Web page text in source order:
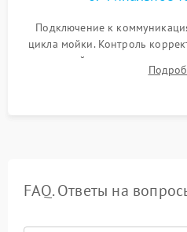
Подключение к
цикла мойки. Контроль
до нужной температуры,
штатного слива и
FAQ. Ответы на